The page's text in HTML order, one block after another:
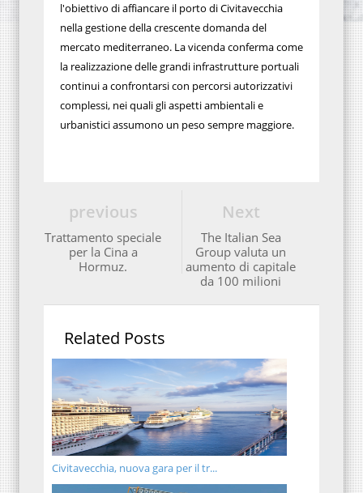
l'obiettivo di affiancare il porto di Civitavecchia
nella gestione della crescente domanda del
mercato mediterraneo. La vicenda conferma come
la realizzazione delle grandi infrastrutture portuali
continui a confrontarsi con percorsi autorizzativi
complessi, nei quali gli aspetti ambientali e
urbanistici assumono un peso sempre maggiore.
Next
The Italian Sea
Group valuta un
aumento di capitale
da 100 milioni
previous
Trattamento speciale
per la Cina a
Hormuz.
Related Posts
Civitavecchia, nuova gara per il tr...